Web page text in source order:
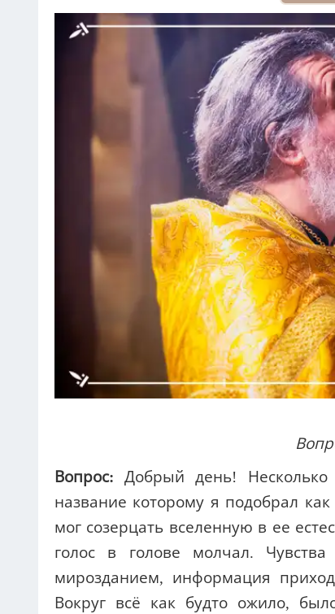
Вопрос:Добрый день!
название которому я подобрал
мог созерцать вселенную в ее
голос в голове молчал.
мирозданием, информация
Вокруг всё как будто ожило,